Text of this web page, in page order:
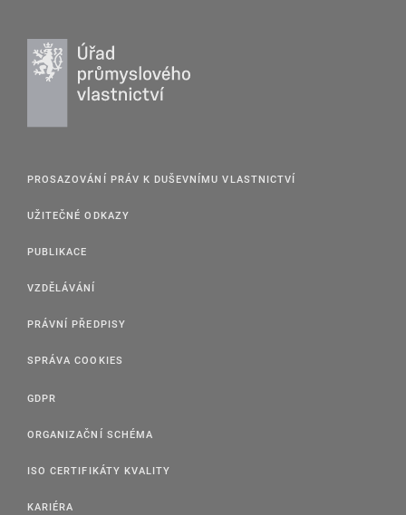
PROSAZOVÁNÍ PRÁV K DUŠEVNÍMU VLASTNICTVÍ
UŽITEČNÉ ODKAZY
PUBLIKACE
VZDĚLÁVÁNÍ
PRÁVNÍ PŘEDPISY
SPRÁVA COOKIES
GDPR
ORGANIZAČNÍ SCHÉMA
ISO CERTIFIKÁTY KVALITY
KARIÉRA